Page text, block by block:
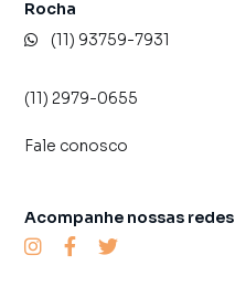
Rocha
(11) 93759-7931
(11) 2979-0655
Fale conosco
Acompanhe nossas redes